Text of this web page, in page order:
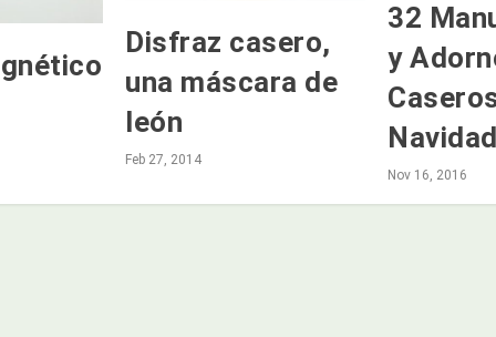
Disfraz casero,
una máscara de
león
Feb 27, 2014
32
y
Nov 16, 2016